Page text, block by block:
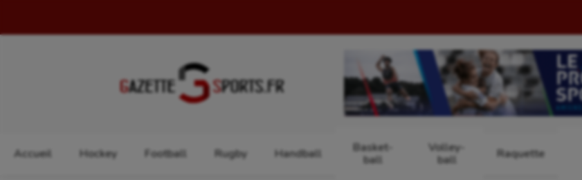
Accueil Hockey Football Rugby Handball
Basket-
ball
Volley-
ball
Raquette